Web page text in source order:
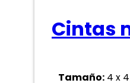
Cintas
Tamaño: 4 x